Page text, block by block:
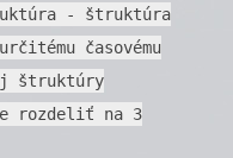
- štruktúra
časovému
štruktúry
rozdeliť na 3